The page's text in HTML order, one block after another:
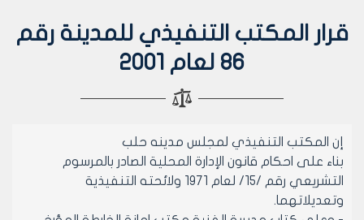
قرار المكتب التنفيذي للمدينة رقم
86 لعام 2001
إن المكتب التنفيذي لمجلس مدينه حلب
بناء على احكام قانون الإدارة المحلية الصادر بالمرسوم
التشريعي رقم /15/ لعام 1971 ولائحته التنفيذية
وتعديلاتهما.